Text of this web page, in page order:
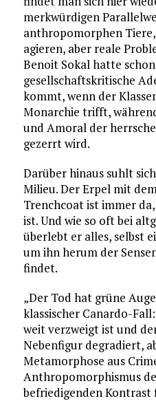
merkwürdigen
anthropomorphen
agieren, aber reale
Benoit Sokal hatte
gesellschaftskritische
kommt, wenn der
Monarchie trifft,
und Amoral der
gezerrt wird.
Darüber hinaus suhlt
Milieu. Der Erpel mit
Trenchcoat ist immer
ist. Und wie so oft bei
überlebt er alles, selbst
um ihn herum der
findet.
„Der Tod hat grüne
klassischer Canardo-
weit verzweigt ist und
Nebenfigur degradiert,
Metamorphose aus
Anthropomorphismus
befriedigenden Kontrast